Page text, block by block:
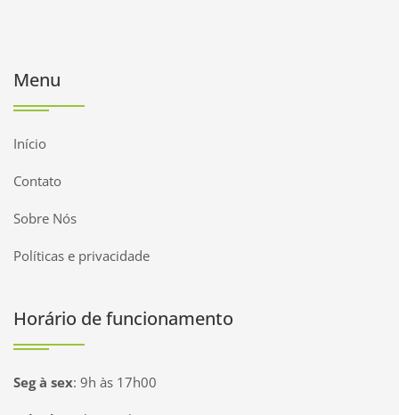
Menu
Início
Contato
Sobre Nós
Políticas e privacidade
Horário de funcionamento
Seg à sex: 9h às 17h00